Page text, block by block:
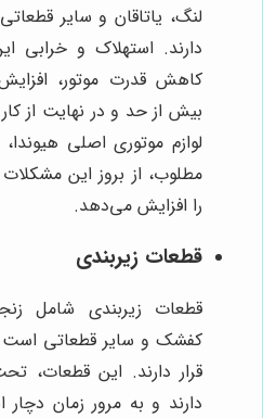
لنگ، یاتاقان و سایر
دارند. استهلاک و خرابی
کاهش قدرت موتور،
بیش از حد و در نهایت از کار
لوازم موتوری اصلی
مطلوب، از بروز این
را افزایش می‌دهد.
قطعات زیربندی
قطعات زیربندی شامل
کفشک و سایر قطعاتی است
قرار دارند. این قطعات،
دارند و به مرور زمان